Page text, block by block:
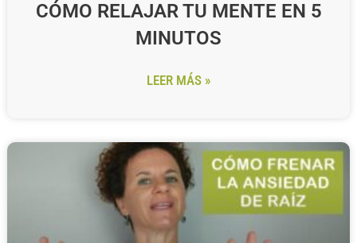
CÓMO RELAJAR TU MENTE EN 5
MINUTOS
LEER MÁS »